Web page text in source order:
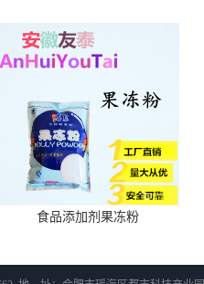
食品添加剂果冻粉